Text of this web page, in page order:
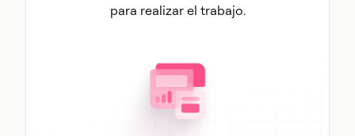
para realizar el trabajo.